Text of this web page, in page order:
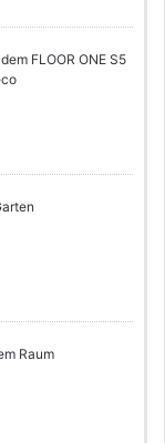
FLOOR ONE S5
Raum